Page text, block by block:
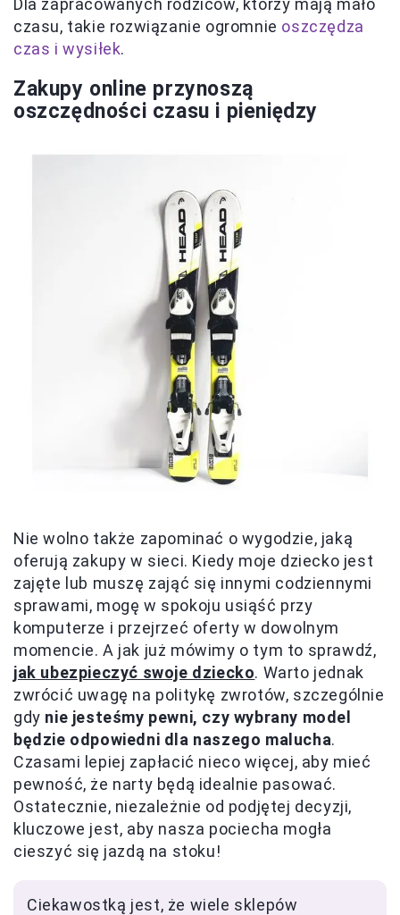
czasu, takie rozwiązanie ogromnie oszczędza
czas i wysiłek.
Zakupy online przynoszą
oszczędności czasu i pieniędzy
Nie wolno także zapominać o wygodzie, jaką
oferują zakupy w sieci. Kiedy moje dziecko jest
zajęte lub muszę zająć się innymi codziennymi
sprawami, mogę w spokoju usiąść przy
komputerze i przejrzeć oferty w dowolnym
momencie. A jak już mówimy o tym to sprawdź,
jak ubezpieczyć swoje dziecko. Warto jednak
zwrócić uwagę na politykę zwrotów, szczególnie
gdy nie jesteśmy pewni, czy wybrany model
będzie odpowiedni dla naszego malucha.
Czasami lepiej zapłacić nieco więcej, aby mieć
pewność, że narty będą idealnie pasować.
Ostatecznie, niezależnie od podjętej decyzji,
kluczowe jest, aby nasza pociecha mogła
cieszyć się jazdą na stoku!
Ciekawostką jest, że wiele sklepów